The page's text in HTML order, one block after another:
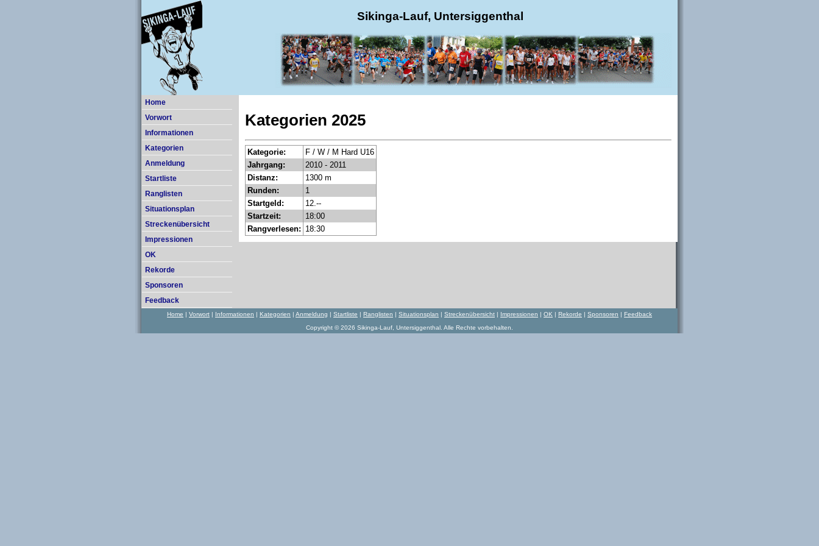
Sikinga-Lauf, Untersiggenthal
Home
Vorwort
Informationen
Kategorien
Anmeldung
Startliste
Ranglisten
Situationsplan
Streckenübersicht
Impressionen
OK
Rekorde
Sponsoren
Feedback
Kategorien 2025
Kategorie:
F / W / M Hard U16
Jahrgang:
2010 - 2011
Distanz:
1300 m
Runden:
1
Startgeld:
12.--
Startzeit:
18:00
Rangverlesen: 18:30
Home | Vorwort | Informationen | Kategorien | Anmeldung | Startliste | Ranglisten | Situationsplan | Streckenübersicht | Impressionen | OK | Rekorde | Sponsoren | Feedback
Copyright © 2026 Sikinga-Lauf, Untersiggenthal. Alle Rechte vorbehalten.